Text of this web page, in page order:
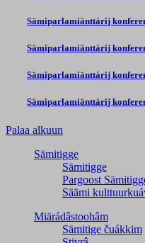
Sämiparlamiänttárij
Sämiparlamiänttárij
Sämiparlamiänttárij
Sämiparlamiänttárij
Palaa alkuun
Sämitigge
Sämitigge
Pargoost
Säämi
Miärádâstoohâm
Sämitige čuákkim